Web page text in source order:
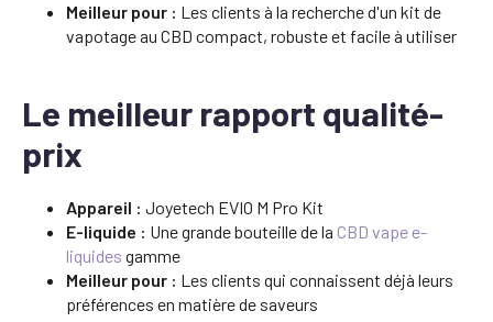
Meilleur pour : Les clients à la recherche d'un kit de
vapotage au CBD compact, robuste et facile à utiliser
Le meilleur rapport qualité-
prix
Appareil : Joyetech EVIO M Pro Kit
E-liquide : Une grande bouteille de la CBD vape e-
liquides gamme
Meilleur pour : Les clients qui connaissent déjà leurs
préférences en matière de saveurs